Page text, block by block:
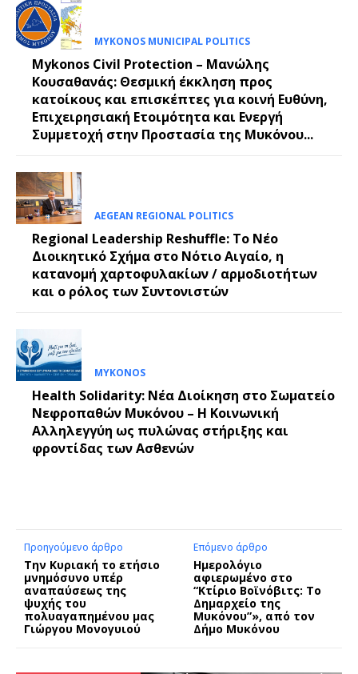
MYKONOS MUNICIPAL POLITICS
Mykonos Civil Protection – Μανώλης
Κουσαθανάς: Θεσμική έκκληση προς
κατοίκους και επισκέπτες για κοινή Ευθύνη,
Επιχειρησιακή Ετοιμότητα και Ενεργή
Συμμετοχή στην Προστασία της Μυκόνου...
AEGEAN REGIONAL POLITICS
Regional Leadership Reshuffle: Το Νέο
Διοικητικό Σχήμα στο Νότιο Αιγαίο, η
κατανομή χαρτοφυλακίων / αρμοδιοτήτων
και ο ρόλος των Συντονιστών
MYKONOS
Health Solidarity: Νέα Διοίκηση στο Σωματείο
Νεφροπαθών Μυκόνου – Η Κοινωνική
Αλληλεγγύη ως πυλώνας στήριξης και
φροντίδας των Ασθενών
Προηγούμενο άρθρο
Την Κυριακή το ετήσιο
μνημόσυνο υπέρ
αναπαύσεως της
ψυχής του
πολυαγαπημένου μας
Γιώργου Μονογυιού
Επόμενο άρθρο
Ημερολόγιο
αφιερωμένο στο
“Κτίριο Βοϊνόβιτς: Το
Δημαρχείο της
Μυκόνου”», από τον
Δήμο Μυκόνου